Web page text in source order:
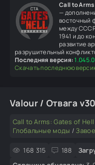
Call to
—
восточный
между СССР
1941 и до
развитие
разрушительный
Последняя версия:1.045.0
Скачать последнюю
Valour / Отвага
Call to Arms: Gates of Hell
Глобальные моды /
168 315 188